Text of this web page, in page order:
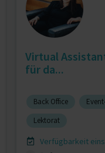
Virtual
für da...
Back Office
Lektorat
Verfügbarkeit